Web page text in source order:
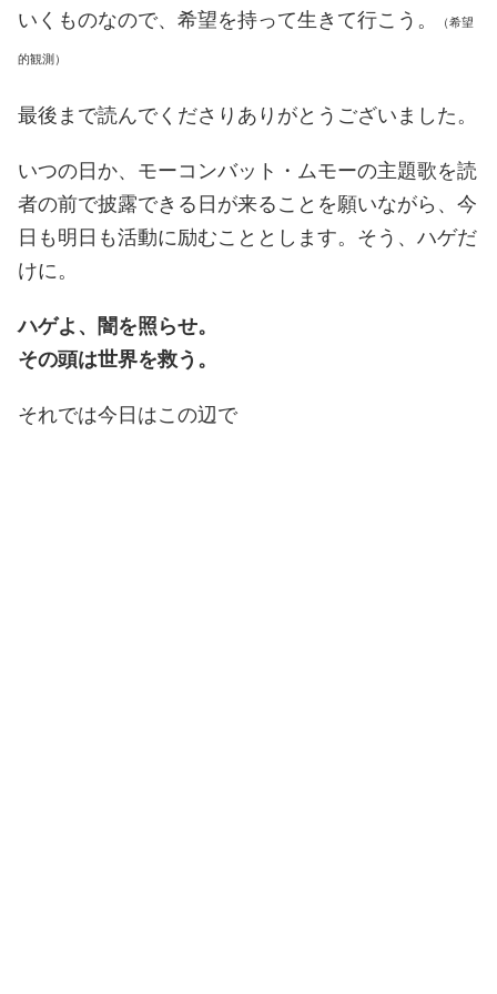
いくものなので、希望を持って生きて行こう。 （希望
的観測）
最後まで読んでくださりありがとうございました。
いつの日か、モーコンバット・ムモーの主題歌を読
者の前で披露できる日が来ることを願いながら、今
日も明日も活動に励むこととします。そう、ハゲだ
けに。
ハゲよ、闇を照らせ。
その頭は世界を救う。
それでは今日はこの辺で